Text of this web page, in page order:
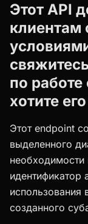
Этот API
клиентам
по
хотите
Этот endpoint
выделенного
идентификатор
использования
созданного